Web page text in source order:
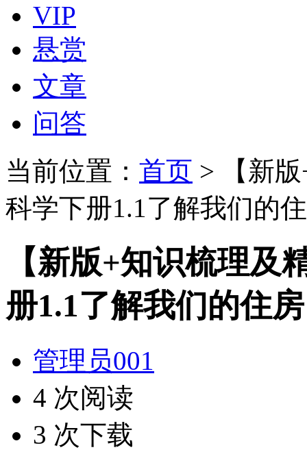
VIP
悬赏
文章
问答
当前位置： 首页 > 【新
科学下册1.1了解我们的
【新版+知识梳理及
册1.1了解我们的住
管理员001
4 次阅读
3 次下载